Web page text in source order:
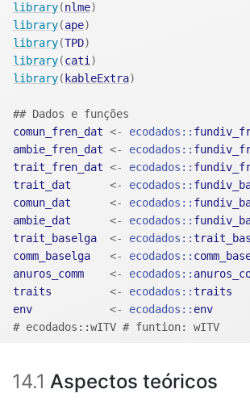
library(nlme)
library(ape)
library(TPD)
library(cati )
library( kableExtra)
## Dados e funções
comun_fren_dat <- ecodados ::
ambie_fren_dat <- ecodados ::
trait_fren_dat <- ecodados ::
trait_dat
<- ecodados ::
comun_dat
<- ecodados ::
ambie_dat
<- ecodados ::
trait_baselga
<- ecodados ::
comm_baselga
<- ecodados ::
anuros_comm
<- ecodados ::
traits
<- ecodados ::traits
env
<- ecodados :: env
# ecodados::wITV # funtion: wITV
14.1 Aspectos teóricos